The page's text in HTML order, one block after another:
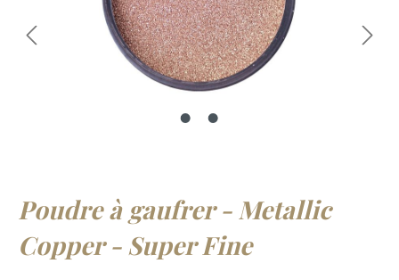
Poudre à gaufrer - Metallic
Copper - Super Fine